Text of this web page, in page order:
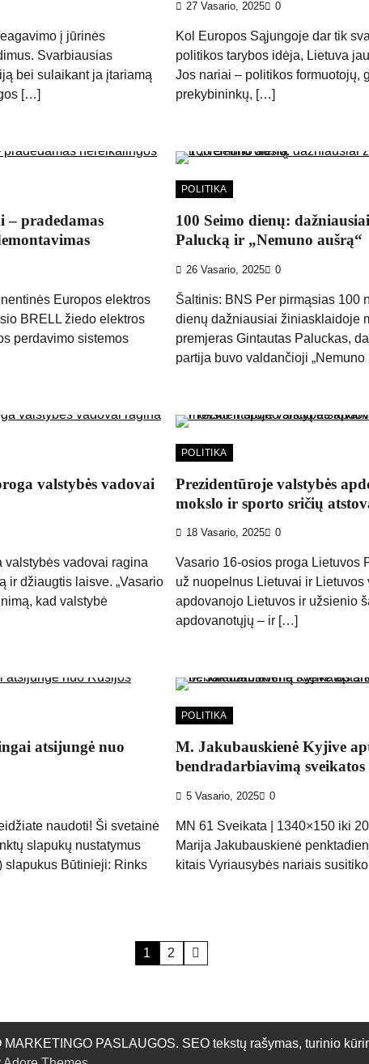
į jūrinės
Svarbiausias
bei sulaikant ja įtariamą
[…]
27 Vasario, 2025 0
Kol Europos Sąjungoje dar tik
politikos tarybos idėja, Lietuva
Jos nariai – politikos formuotojų,
prekybininkų, […]
– pradedamas
Europos elektros
BRELL žiedo elektros
perdavimo sistemos
POLITIKA
100 Seimo dienų:
Palucką ir „Nemuno aušrą“
26 Vasario, 2025 0
Šaltinis: BNS Per pirmąsias 100
dienų dažniausiai žiniasklaidoje
premjeras Gintautas Paluckas,
partija buvo valdančioji
valstybės vadovai
valstybės vadovai ragina
ir džiaugtis laisve. „Vasario
kad valstybė
POLITIKA
Prezidentūroje valstybės
mokslo ir sporto sričių
18 Vasario, 2025 0
Vasario 16-osios proga Lietuvos
už nuopelnus Lietuvai ir
apdovanojo Lietuvos ir užsienio
apdovanotųjų – ir […]
atsijungė nuo
naudoti! Ši svetainė
slapukų nustatymus
slapukus Būtinieji: Rinks
POLITIKA
M. Jakubauskienė Kyjive
bendradarbiavimą
5 Vasario, 2025 0
MN 61 Sveikata | 1340×150 iki
Marija Jakubauskienė
kitais Vyriausybės nariais
1 2
PASLAUGOS. SEO tekstų rašymas, turinio